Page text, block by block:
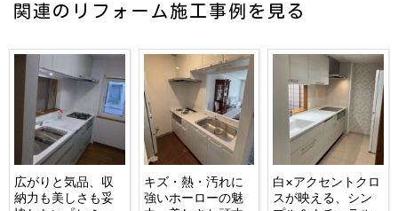
関連のリフォーム施工事例を見る
広がりと気品、収
納力も美しさも妥
キズ・熱・汚れに
強いホーローの魅
白×アクセントクロ
スが映える、シン